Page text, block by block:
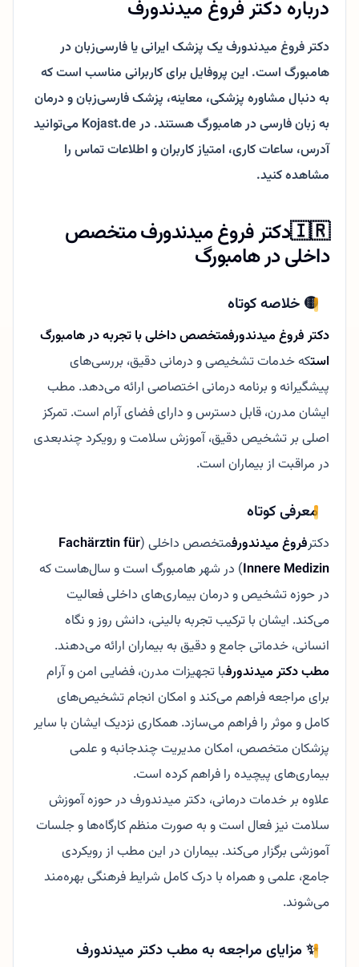
درباره دکتر فروغ میدندورف
دکتر فروغ میدندورف یک پزشک ایرانی یا فارسی‌زبان در
هامبورگ است. این پروفایل برای کاربرانی مناسب است که
به دنبال مشاوره پزشکی، معاینه، پزشک فارسی‌زبان و درمان
به زبان فارسی در هامبورگ هستند. در Kojast.de می‌توانید
آدرس، ساعات کاری، امتیاز کاربران و اطلاعات تماس را
مشاهده کنید.
🇮🇷دکتر فروغ میدندورف متخصص
داخلی در هامبورگ
🟡 خلاصه کوتاه
دکتر فروغ میدندورفمتخصص داخلی با تجربه در هامبورگ
استکه خدمات تشخیصی و درمانی دقیق، بررسی‌های
پیشگیرانه و برنامه درمانی اختصاصی ارائه می‌دهد. مطب
ایشان مدرن، قابل دسترس و دارای فضای آرام است. تمرکز
اصلی بر تشخیص دقیق، آموزش سلامت و رویکرد چندبعدی
در مراقبت از بیماران است.
معرفی کوتاه
دکترفروغ میدندورفمتخصص داخلی (Fachärztin für
Innere Medizin) در شهر هامبورگ است و سال‌هاست که
در حوزه تشخیص و درمان بیماری‌های داخلی فعالیت
می‌کند. ایشان با ترکیب تجربه بالینی، دانش روز و نگاه
انسانی، خدماتی جامع و دقیق به بیماران ارائه می‌دهند.
مطب دکتر میدندورفبا تجهیزات مدرن، فضایی امن و آرام
برای مراجعه فراهم می‌کند و امکان انجام تشخیص‌های
کامل و موثر را فراهم می‌سازد. همکاری نزدیک ایشان با سایر
پزشکان متخصص، امکان مدیریت چندجانبه و علمی
بیماری‌های پیچیده را فراهم کرده است.
علاوه بر خدمات درمانی، دکتر میدندورف در حوزه آموزش
سلامت نیز فعال است و به صورت منظم کارگاه‌ها و جلسات
آموزشی برگزار می‌کند. بیماران در این مطب از رویکردی
جامع، علمی و همراه با درک کامل شرایط فرهنگی بهره‌مند
می‌شوند.
✨ مزایای مراجعه به مطب دکتر میدندورف